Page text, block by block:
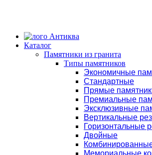
Каталог
Памятники из гранита
Типы памятников
Экономичные
Стандартные
Прямые
Премиальные
Эксклюзивные
Вертикальные
Горизонтальные
Двойные
Мемориальные